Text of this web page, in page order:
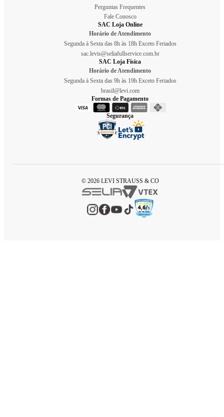
Perguntas Frequentes
Fale Conosco
SAC Loja Online
Horário de Atendimento
Segunda à Sexta das 8h às 18h Exceto Feriados
sac.levis@seliafullservice.com.br
SAC Loja Física
Horário de Atendimento
Segunda à Sexta das 9h às 19h Exceto Feriados
brasil@levi.com
Formas de Pagamento
Segurança
© 2026 LEVI STRAUSS & CO